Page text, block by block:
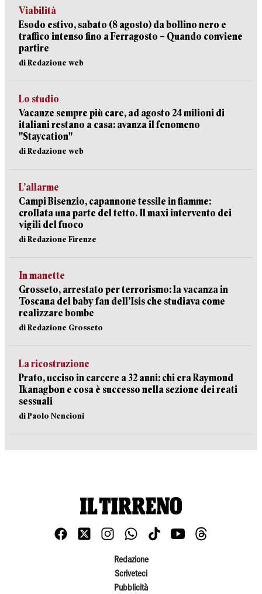
Viabilità
Esodo estivo, sabato (8 agosto) da bollino nero e
traffico intenso fino a Ferragosto – Quando conviene
partire
di Redazione web
Lo studio
Vacanze sempre più care, ad agosto 24 milioni di
italiani restano a casa: avanza il fenomeno
"Staycation"
di Redazione web
L’allarme
Campi Bisenzio, capannone tessile in fiamme:
crollata una parte del tetto. Il maxi intervento dei
vigili del fuoco
di Redazione Firenze
In manette
Grosseto, arrestato per terrorismo: la vacanza in
Toscana del baby fan dell’Isis che studiava come
realizzare bombe
di Redazione Grosseto
La ricostruzione
Prato, ucciso in carcere a 32 anni: chi era Raymond
Ikanagbon e cosa è successo nella sezione dei reati
sessuali
di Paolo Nencioni
Redazione
Scriveteci
Pubblicità